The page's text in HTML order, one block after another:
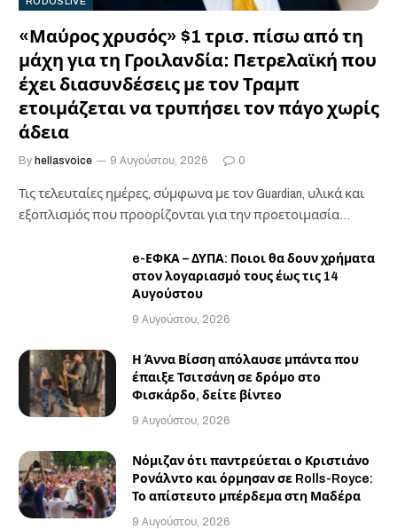
«Μαύρος χρυσός» $1 τρισ. πίσω από τη
μάχη για τη Γροιλανδία: Πετρελαϊκή που
έχει διασυνδέσεις με τον Τραμπ
ετοιμάζεται να τρυπήσει τον πάγο χωρίς
άδεια
By hellasvoice 9 Αυγούστου, 2026 0
Τις τελευταίες ημέρες, σύμφωνα με τον Guardian, υλικά και
εξοπλισμός που προορίζονται για την προετοιμασία…
e-ΕΦΚΑ – ΔΥΠΑ: Ποιοι θα δουν χρήματα
στον λογαριασμό τους έως τις 14
Αυγούστου
9 Αυγούστου, 2026
Η Άννα Βίσση απόλαυσε μπάντα που
έπαιξε Τσιτσάνη σε δρόμο στο
Φισκάρδο, δείτε βίντεο
9 Αυγούστου, 2026
Νόμιζαν ότι παντρεύεται ο Κριστιάνο
Ρονάλντο και όρμησαν σε Rolls-Royce:
Το απίστευτο μπέρδεμα στη Μαδέρα
9 Αυγούστου, 2026